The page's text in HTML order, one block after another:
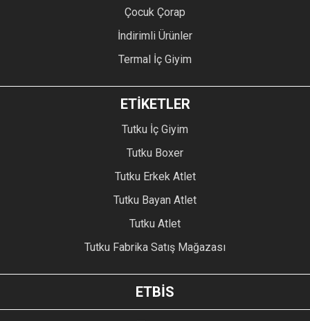
Çocuk Çorap
İndirimli Ürünler
Termal İç Giyim
ETİKETLER
Tutku İç Giyim
Tutku Boxer
Tutku Erkek Atlet
Tutku Bayan Atlet
Tutku Atlet
Tutku Fabrika Satış Mağazası
ETBİS